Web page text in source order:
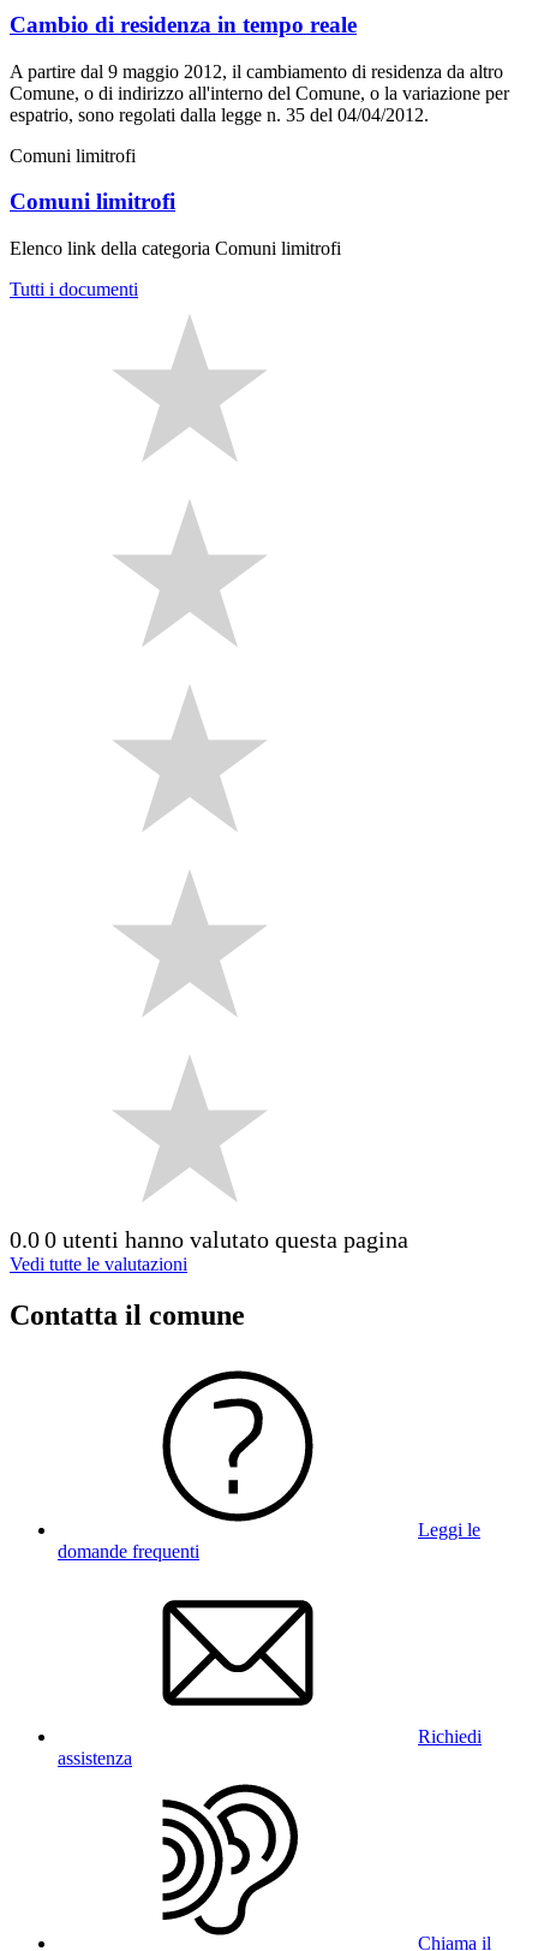
Cambio di residenza in tempo reale
A partire dal 9 maggio 2012, il cambiamento di residenza da altro
Comune, o di indirizzo all'interno del Comune, o la variazione per
espatrio, sono regolati dalla legge n. 35 del 04/04/2012.
Comuni limitrofi
Comuni limitrofi
Elenco link della categoria Comuni limitrofi
Tutti i documenti
0.00 utenti hanno valutato questa pagina
Vedi tutte le valutazioni
Contatta il comune
Leggi le
domande frequenti
Richiedi
assistenza
Chiama il